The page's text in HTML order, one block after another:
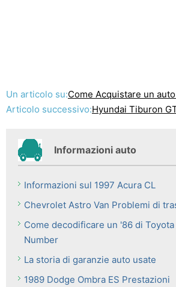
Un articolo su:Come Acquistare un auto fuori dallo stato
Articolo successivo:Hyundai Tiburon
Informazioni auto
Informazioni sul 1997 Acura CL
Chevrolet Astro Van Problemi di
Come decodificare un '86 di
Number
La storia di garanzie auto usate
1989 Dodge Ombra ES Prestazioni